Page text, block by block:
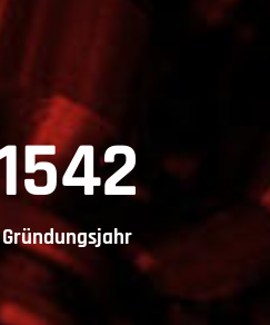
1961
Gründungsjahr